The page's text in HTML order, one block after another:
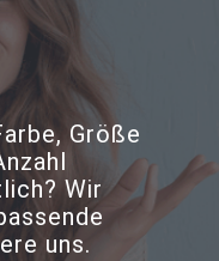
Größe
Wir
uns.